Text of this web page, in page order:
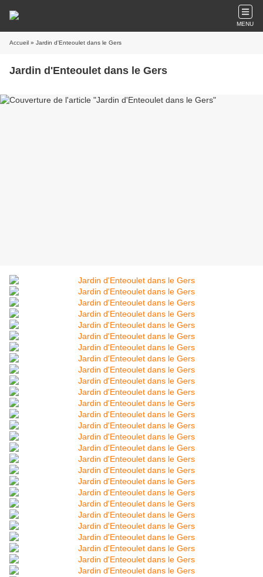
MENU
Accueil » Jardin d'Enteoulet dans le Gers
Jardin d'Enteoulet dans le Gers